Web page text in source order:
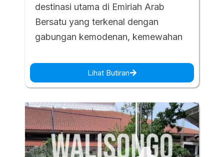
destinasi utama di Emiriah Arab
Bersatu yang terkenal dengan
gabungan kemodenan, kemewahan
Lihat Butiran